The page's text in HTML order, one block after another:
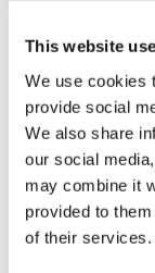
This website
We use cookies
provide social
We also share
our social
may combine it
provided to
of their services.
• Acceso al
Deporte,
¡Tu tiempo
Durante tu
actividades
todos los
ESTO ES LO